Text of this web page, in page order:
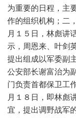
为重要的日程，主
作的组织机构；二
月１５日，林彪讲
示，周恩来、叶剑
提出组成以军委副
公安部长谢富治为
门负责首都保卫工
月１８日，即林彪
宜，提出调野战军